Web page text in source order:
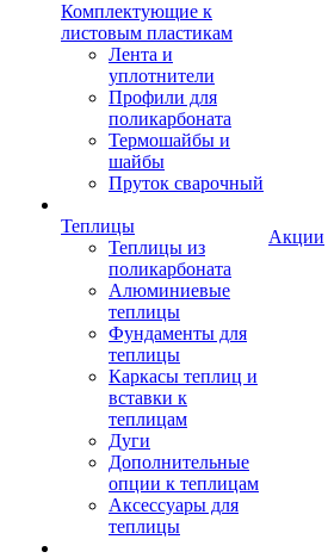
Комплектующие к
листовым пластикам
Лента и
уплотнители
Профили для
поликарбоната
Термошайбы и
шайбы
Пруток сварочный
Теплицы
Теплицы из
поликарбоната
Алюминиевые
теплицы
Фундаменты для
теплицы
Каркасы теплиц и
вставки к
теплицам
Дуги
Дополнительные
опции к теплицам
Аксессуары для
теплицы
Акции